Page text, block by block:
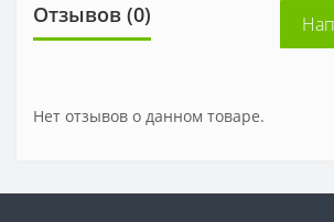
Отзывов (0)
Нет отзывов о данном товаре.